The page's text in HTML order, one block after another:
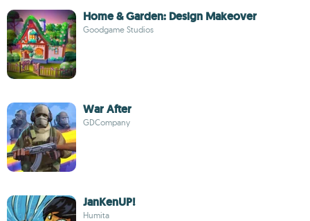
Home & Garden: Design Makeover
Goodgame Studios
War After
GDCompany
JanKenUP!
Humita